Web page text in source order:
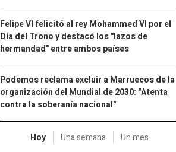
Felipe VI felicitó al rey Mohammed VI por el
Día del Trono y destacó los "lazos de
hermandad" entre ambos países
Podemos reclama excluir a Marruecos de la
organización del Mundial de 2030: "Atenta
contra la soberanía nacional"
Hoy Una semana Un mes